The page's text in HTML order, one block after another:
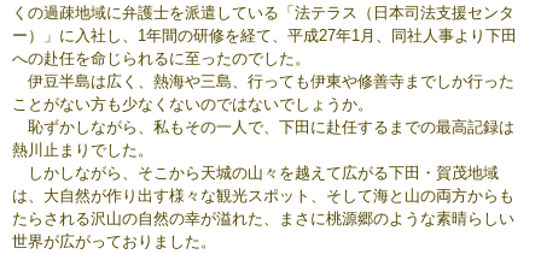
くの過疎地域に弁護士を派遣している「法テラス（日本司法支援センタ
ー）」に入社し、1年間の研修を経て、平成27年1月、同社人事より下田
への赴任を命じられるに至ったのでした。
伊豆半島は広く、熱海や三島、行っても伊東や修善寺までしか行った
ことがない方も少なくないのではないでしょうか。
恥ずかしながら、私もその一人で、下田に赴任するまでの最高記録は
熱川止まりでした。
しかしながら、そこから天城の山々を越えて広がる下田・賀茂地域
は、大自然が作り出す様々な観光スポット、そして海と山の両方からも
たらされる沢山の自然の幸が溢れた、まさに桃源郷のような素晴らしい
世界が広がっておりました。